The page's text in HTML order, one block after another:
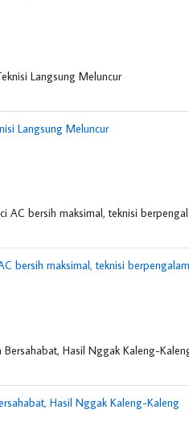
Langsung Meluncur
bersih maksimal, teknisi
Hasil Nggak Kaleng-Kaleng